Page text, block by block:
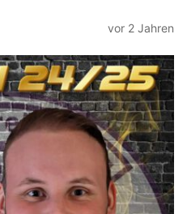
vor 2 Jahren